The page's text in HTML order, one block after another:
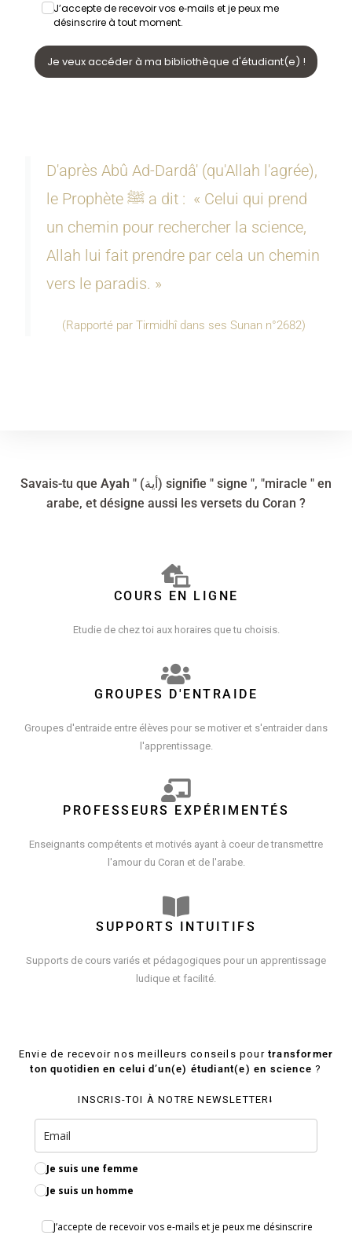
J’accepte de recevoir vos e‑mails et je peux me
désinscrire à tout moment.
Je veux accéder à ma bibliothèque d'étudiant(e) !
D'après Abû Ad-Dardâ' (qu'Allah l'agrée),
le Prophète ﷺ a dit : « Celui qui prend
un chemin pour rechercher la science,
Allah lui fait prendre par cela un chemin
vers le paradis. »
(Rapporté par Tirmidhî dans ses Sunan n°2682)
Savais-tu que Ayah " (أية) signifie " signe ", "miracle " en
arabe, et désigne aussi les versets du Coran ?
COURS EN LIGNE
Etudie de chez toi aux horaires que tu choisis.
GROUPES D'ENTRAIDE
Groupes d'entraide entre élèves pour se motiver et s'entraider dans
l'apprentissage.
PROFESSEURS EXPÉRIMENTÉS
Enseignants compétents et motivés ayant à coeur de transmettre
l'amour du Coran et de l'arabe.
SUPPORTS INTUITIFS
Supports de cours variés et pédagogiques pour un apprentissage
ludique et facilité.
Envie de recevoir nos meilleurs conseils pour transformer
ton quotidien en celui d’un(e) étudiant(e) en science ?
INSCRIS-TOI À NOTRE NEWSLETTER⭣
Je suis une femme
Je suis un homme
J’accepte de recevoir vos e‑mails et je peux me désinscrire